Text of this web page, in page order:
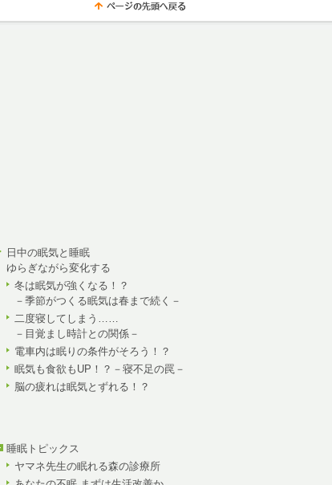
日中の眠気と睡眠
ゆらぎながら変化する
冬は眠気が強くなる！？
－季節がつくる眠気は春まで続く－
二度寝してしまう……
－目覚まし時計との関係－
電車内は眠りの条件がそろう！？
眠気も食欲もUP！？－寝不足の罠－
脳の疲れは眠気とずれる！？
睡眠トピックス
ヤマネ先生の眠れる森の診療所